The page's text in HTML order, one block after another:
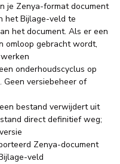
je Zenya-format document
het Bijlage-veld te
het document. Als er een
omloop gebracht wordt,
onderhoudscyclus op
Geen versiebeheer of
bestand verwijdert uit
direct definitief weg;
Zenya-document
veld